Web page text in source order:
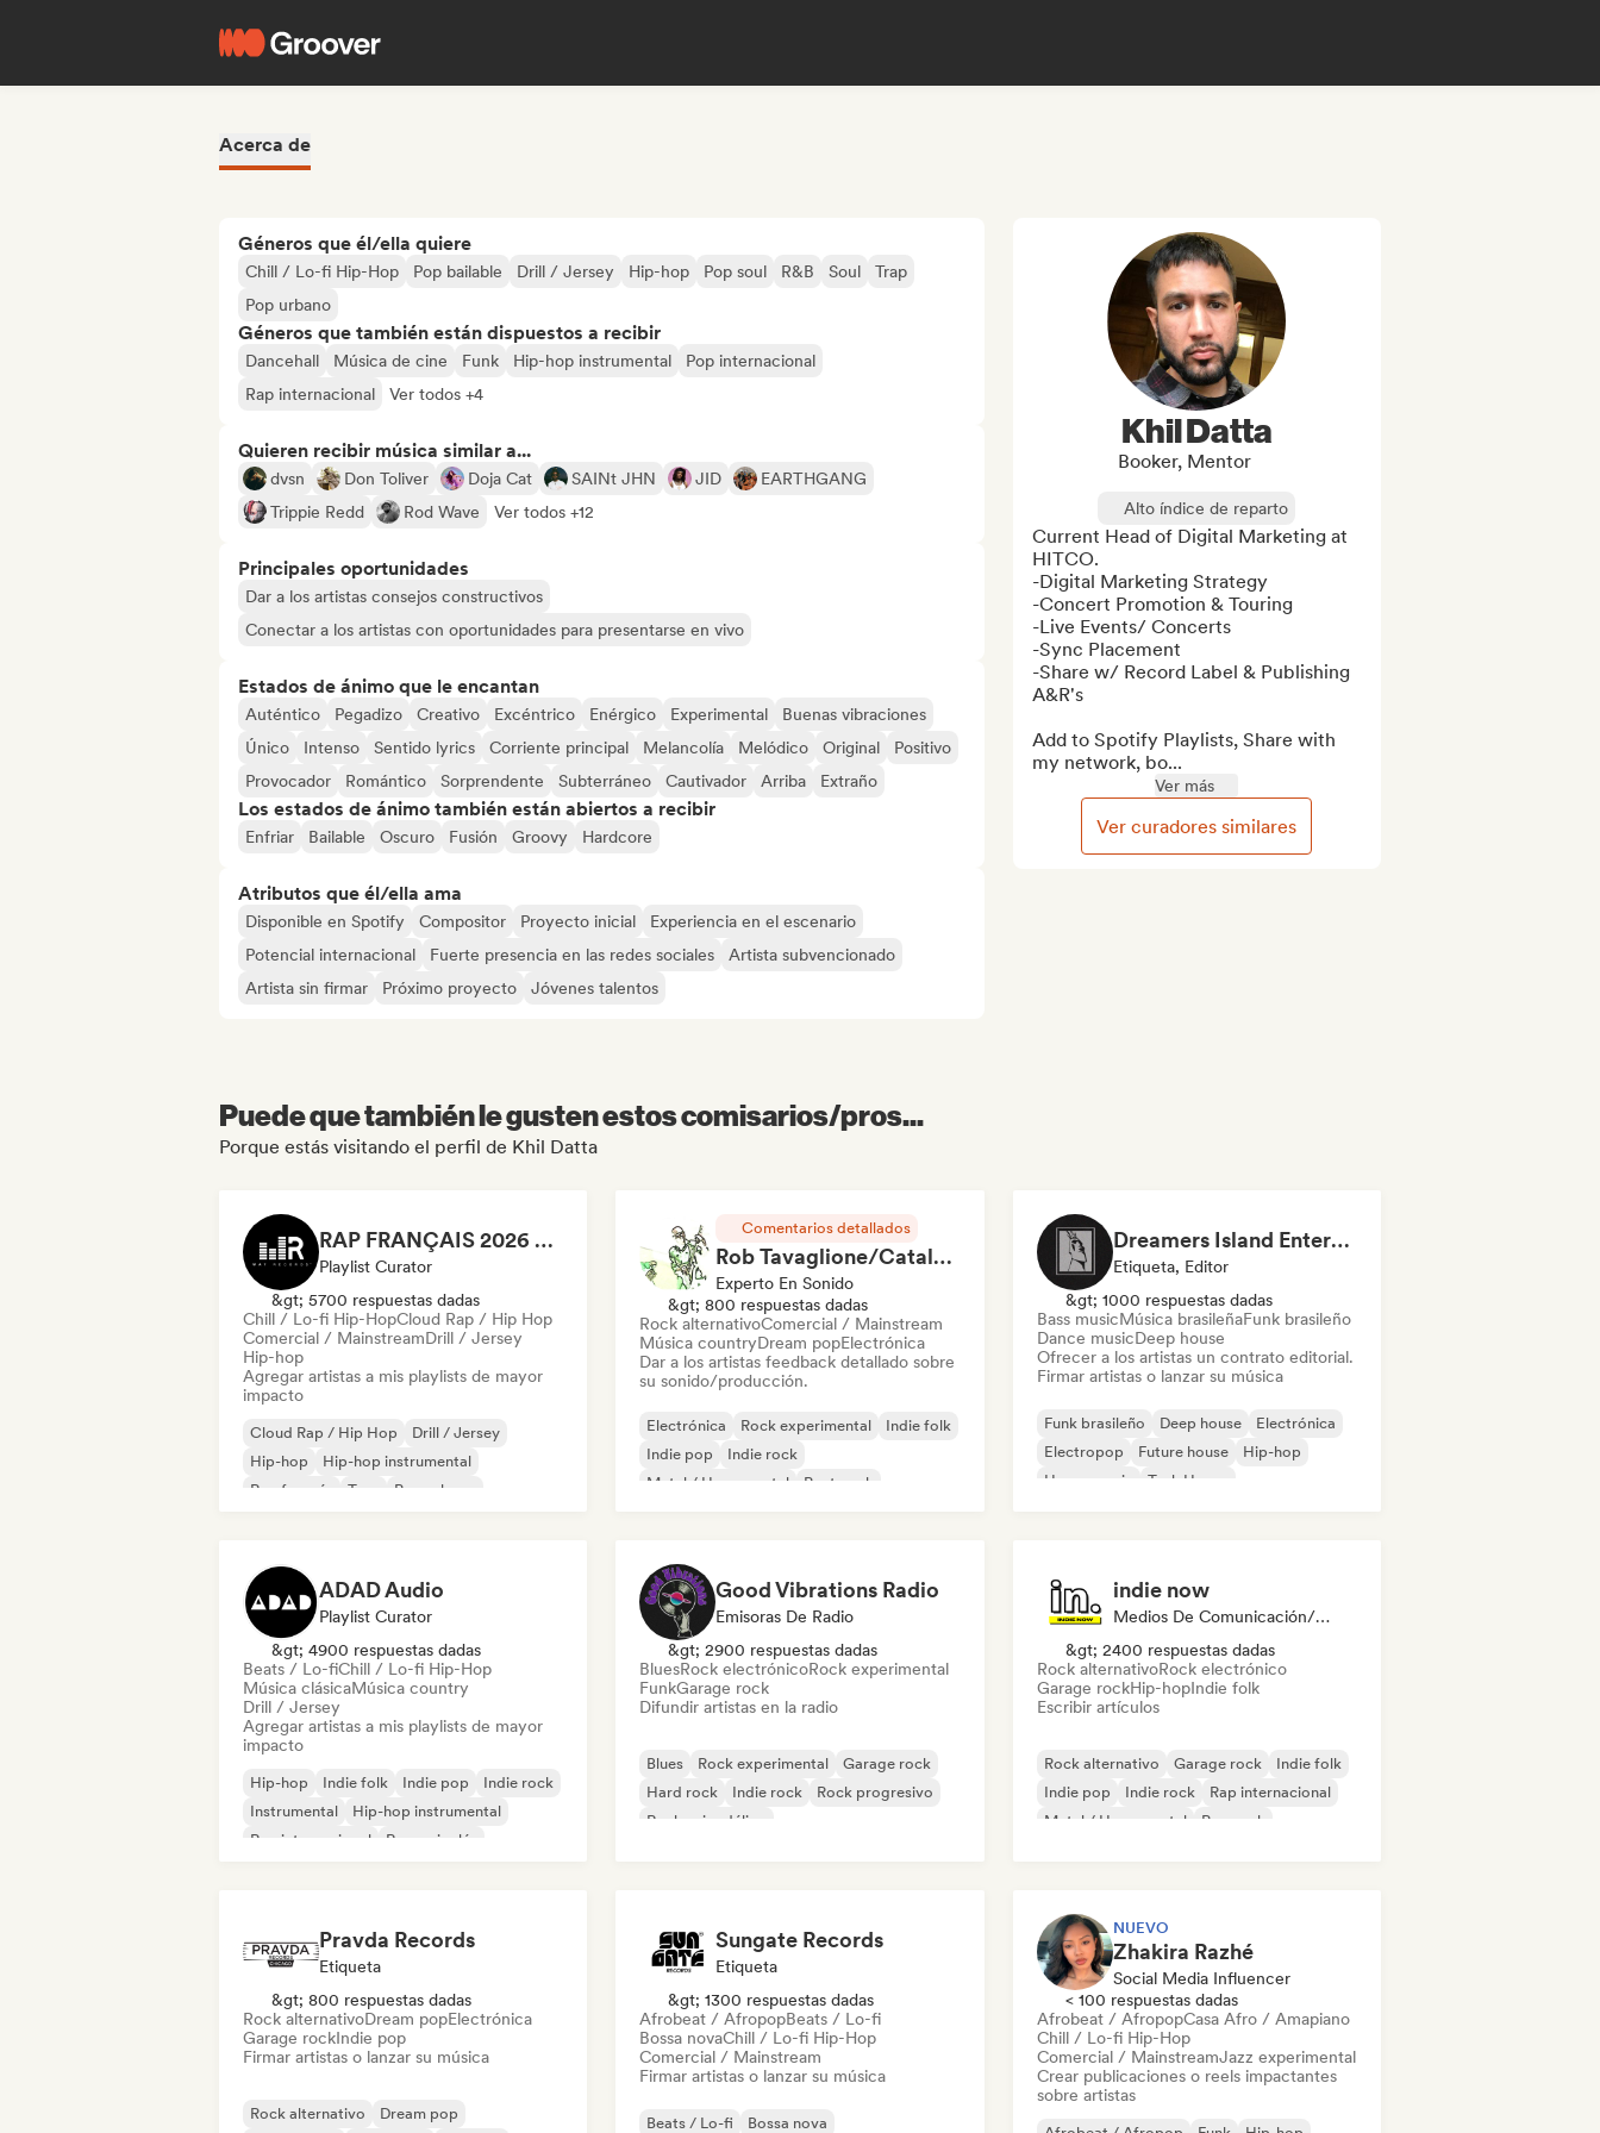
Acerca de
Géneros que él/ella quiere
Chill / Lo-fi Hip-Hop Pop bailable Drill / Jersey Hip-hop Pop soul R&B Soul
Trap
Pop urbano
Géneros que también están dispuestos a recibir
Dancehall Música de cine Funk Hip-hop instrumental
Pop internacional
Rap internacional
Ver todos +4
Quieren recibir música similar a...
dvsn Don Toliver Doja Cat SAINt JHN JID
EARTHGANG
Trippie Redd
Rod Wave Ver todos +12
Principales oportunidades
Dar a los artistas consejos constructivos
Conectar a los artistas con oportunidades para presentarse en vivo
Estados de ánimo que le encantan
Auténtico Pegadizo Creativo Excéntrico Enérgico Experimental
Buenas vibraciones
Único
Intenso Sentido lyrics Corriente principal Melancolía Melódico Original
Positivo
Provocador
Romántico Sorprendente Subterráneo Cautivador Arriba Extraño
Los estados de ánimo también están abiertos a recibir
Enfriar Bailable Oscuro Fusión Groovy Hardcore
Atributos que él/ella ama
Disponible en Spotify Compositor Proyecto inicial
Experiencia en el escenario
Potencial internacional
Fuerte presencia en las redes sociales
Artista subvencionado
Artista sin firmar
Próximo proyecto Jóvenes talentos
Khil Datta
Booker, Mentor
Alto índice de reparto
Current Head of Digital Marketing at
HITCO.
-Digital Marketing Strategy
-Concert Promotion & Touring
-Live Events/ Concerts
-Sync Placement
-Share w/ Record Label & Publishing
A&R's
Add to Spotify Playlists, Share with
my network, bo...
Ver más
Ver curadores similares
Puede que también le gusten estos comisarios/pros...
Porque estás visitando el perfil de Khil Datta
RAP FRANÇAIS 2026 🔥🇫🇷 (Way Records)
Playlist Curator
&gt; 5700 respuestas dadas
Chill / Lo-fi Hip-HopCloud Rap / Hip Hop
Comercial / MainstreamDrill / Jersey
Hip-hop
Agregar artistas a mis playlists de mayor
impacto
Cloud Rap / Hip Hop
Drill / Jersey
Hip-hop
Hip-hop instrumental
Rap francés
Trap
Pop urbano
Comentarios detallados
Rob Tavaglione/Catalyst Recording
Experto En Sonido
&gt; 800 respuestas dadas
Rock alternativoComercial / Mainstream
Música countryDream popElectrónica
Dar a los artistas feedback detallado sobre
su sonido/producción.
Electrónica Rock experimental
Indie folk
Indie pop
Indie rock
Metal / Heavy metal
Post punk
Dreamers Island Entertainment
Etiqueta, Editor
&gt; 1000 respuestas dadas
Bass musicMúsica brasileñaFunk brasileño
Dance musicDeep house
Ofrecer a los artistas un contrato editorial.
Firmar artistas o lanzar su música
Funk brasileño Deep house
Electrónica
Electropop
Future house
Hip-hop
House music
Tech House
ADAD Audio
Playlist Curator
&gt; 4900 respuestas dadas
Beats / Lo-fiChill / Lo-fi Hip-Hop
Música clásicaMúsica country
Drill / Jersey
Agregar artistas a mis playlists de mayor
impacto
Hip-hop Indie folk Indie pop
Indie rock
Instrumental
Hip-hop instrumental
Rap internacional
Rap en inglés
Good Vibrations Radio
Emisoras De Radio
&gt; 2900 respuestas dadas
BluesRock electrónicoRock experimental
FunkGarage rock
Difundir artistas en la radio
Blues Rock experimental
Garage rock
Hard rock
Indie rock
Rock progresivo
Rock psicodélico
indie now
Medios De Comunicación/Periodista
&gt; 2400 respuestas dadas
Rock alternativoRock electrónico
Garage rockHip-hopIndie folk
Escribir artículos
Rock alternativo Garage rock
Indie folk
Indie pop
Indie rock
Rap internacional
Metal / Heavy metal
Pop rock
Pravda Records
Etiqueta
&gt; 800 respuestas dadas
Rock alternativoDream popElectrónica
Garage rockIndie pop
Firmar artistas o lanzar su música
Rock alternativo Dream pop
Sungate Records
Etiqueta
&gt; 1300 respuestas dadas
Afrobeat / AfropopBeats / Lo-fi
Bossa novaChill / Lo-fi Hip-Hop
Comercial / Mainstream
Firmar artistas o lanzar su música
Beats / Lo-fi Bossa nova
NUEVO
Zhakira Razhé
Social Media Influencer
< 100 respuestas dadas
Afrobeat / AfropopCasa Afro / Amapiano
Chill / Lo-fi Hip-Hop
Comercial / MainstreamJazz experimental
Crear publicaciones o reels impactantes
sobre artistas